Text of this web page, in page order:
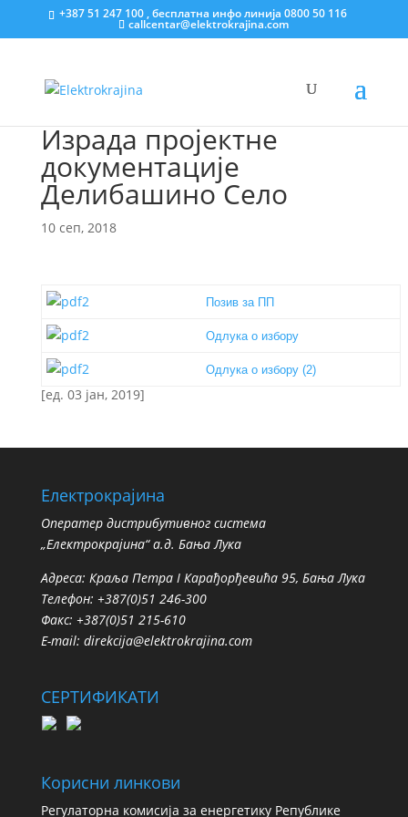
+387 51 247 100 , бесплатна инфо линија 0800 50 116
callcentar@elektrokrajina.com
Израда пројектне
документације
Делибашино Село
10 сеп, 2018
[ед. 03 јан, 2019]
Позив за ПП
Одлука о избору
Одлука о избору (2)
Електрокрајина
Oператер дистрибутивног система
„Електрокрајина“ а.д. Бања Лука
Адреса: Краља Петра I Карађорђевића 95, Бања Лука
Телефон: +387(0)51 246-300
Факс: +387(0)51 215-610
E-mail: direkcija@elektrokrajina.com
СЕРТИФИКАТИ
Корисни линкови
Регулаторна комисија за енергетику Републике